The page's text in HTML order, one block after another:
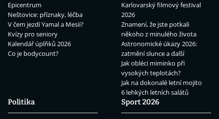
Epicentrum
Neštovice: příznaky, léčba
V čem jezdí Yamal a Mesii?
Kvízy pro seniory
Kalendář úplňků 2026
Co je bodycount?
Karlovarský filmový festival
2026
Znamení, že jste potkali
někoho z minulého života
Astronomické úkazy 2026:
zatmění slunce a další
Jak obléci miminko při
vysokých teplotách?
Jak na dokonalé letní mojito
6 lehkých letních salátů
Politika
Sport 2026